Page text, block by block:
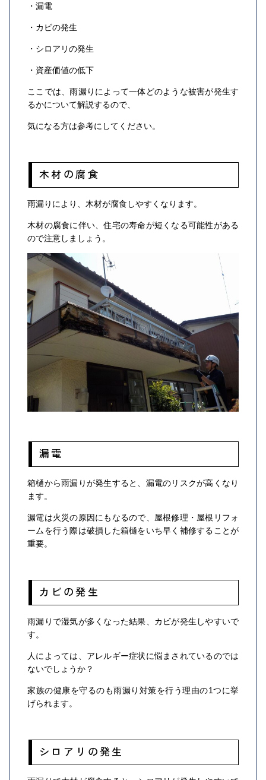
・漏電
・カビの発生
・シロアリの発生
・資産価値の低下
ここでは、雨漏りによって一体どのような被害が発生す
るかについて解説するので、
気になる方は参考にしてください。
木材の腐食
雨漏りにより、木材が腐食しやすくなります。
木材の腐食に伴い、住宅の寿命が短くなる可能性がある
ので注意しましょう。
漏電
箱樋から雨漏りが発生すると、漏電のリスクが高くなり
ます。
漏電は火災の原因にもなるので、屋根修理・屋根リフォ
ームを行う際は破損した箱樋をいち早く補修することが
重要。
カビの発生
雨漏りで湿気が多くなった結果、カビが発生しやすいで
す。
人によっては、アレルギー症状に悩まされているのでは
ないでしょうか？
家族の健康を守るのも雨漏り対策を行う理由の1つに挙
げられます。
シロアリの発生